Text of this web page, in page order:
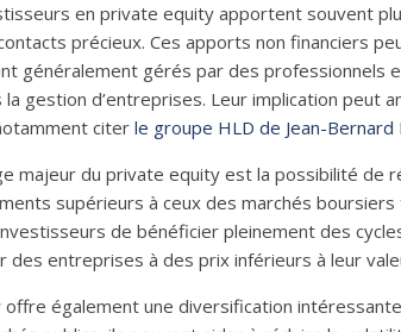
en private equity apportent souvent
précieux. Ces apports non financiers
généralement gérés par des professionnels
la gestion d’entreprises. Leur implication peut
citer le groupe HLD de Jean-Bernard
majeur du private equity est la possibilité
supérieurs à ceux des marchés
de bénéficier pleinement des
des entreprises à des prix inférieurs à leur
également une diversification